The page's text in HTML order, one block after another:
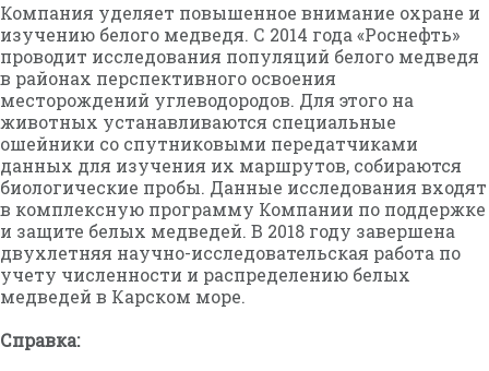
Компания уделяет повышенное внимание охране и
изучению белого медведя. С 2014 года «Роснефть»
проводит исследования популяций белого медведя
в районах перспективного освоения
месторождений углеводородов. Для этого на
животных устанавливаются специальные
ошейники со спутниковыми передатчиками
данных для изучения их маршрутов, собираются
биологические пробы. Данные исследования входят
в комплексную программу Компании по поддержке
и защите белых медведей. В 2018 году завершена
двухлетняя научно-исследовательская работа по
учету численности и распределению белых
медведей в Карском море.
Справка: